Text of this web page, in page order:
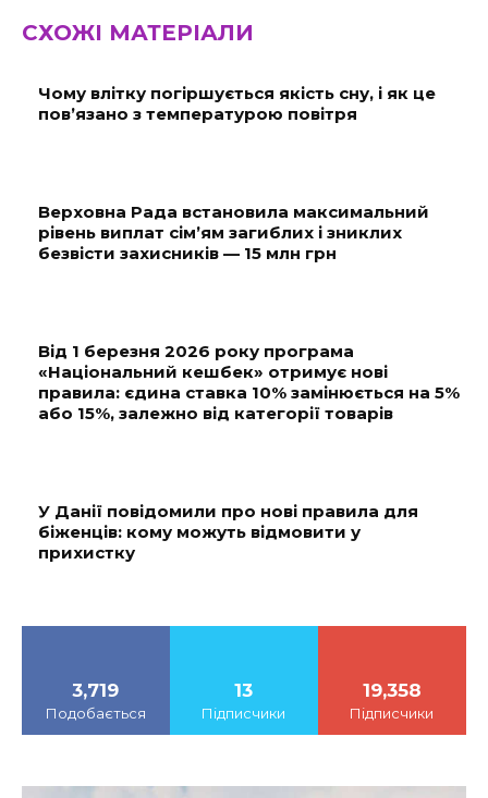
СХОЖІ МАТЕРІАЛИ
Чому влітку погіршується якість сну, і як це
пов’язано з температурою повітря
Верховна Рада встановила максимальний
рівень виплат сім’ям загиблих і зниклих
безвісти захисників — 15 млн грн
Від 1 березня 2026 року програма
«Національний кешбек» отримує нові
правила: єдина ставка 10% замінюється на 5%
або 15%, залежно від категорії товарів
У Данії повідомили про нові правила для
біженців: кому можуть відмовити у
прихистку
3,719
Подобається
13
Підписчики
19,358
Підписчики